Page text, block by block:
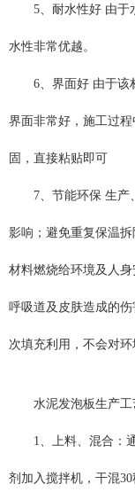
5、耐水性好 由于
水性非常优越。
6、界面好 由于该
界面非常好，施工过
固，直接粘贴即可
7、节能环保 生产
影响；避免重复保温
材料燃烧给环境及人
呼吸道及皮肤造成的
次填充利用，不会对环
水泥发泡板生产工
1、上料、混合：
剂加入搅拌机，干混30